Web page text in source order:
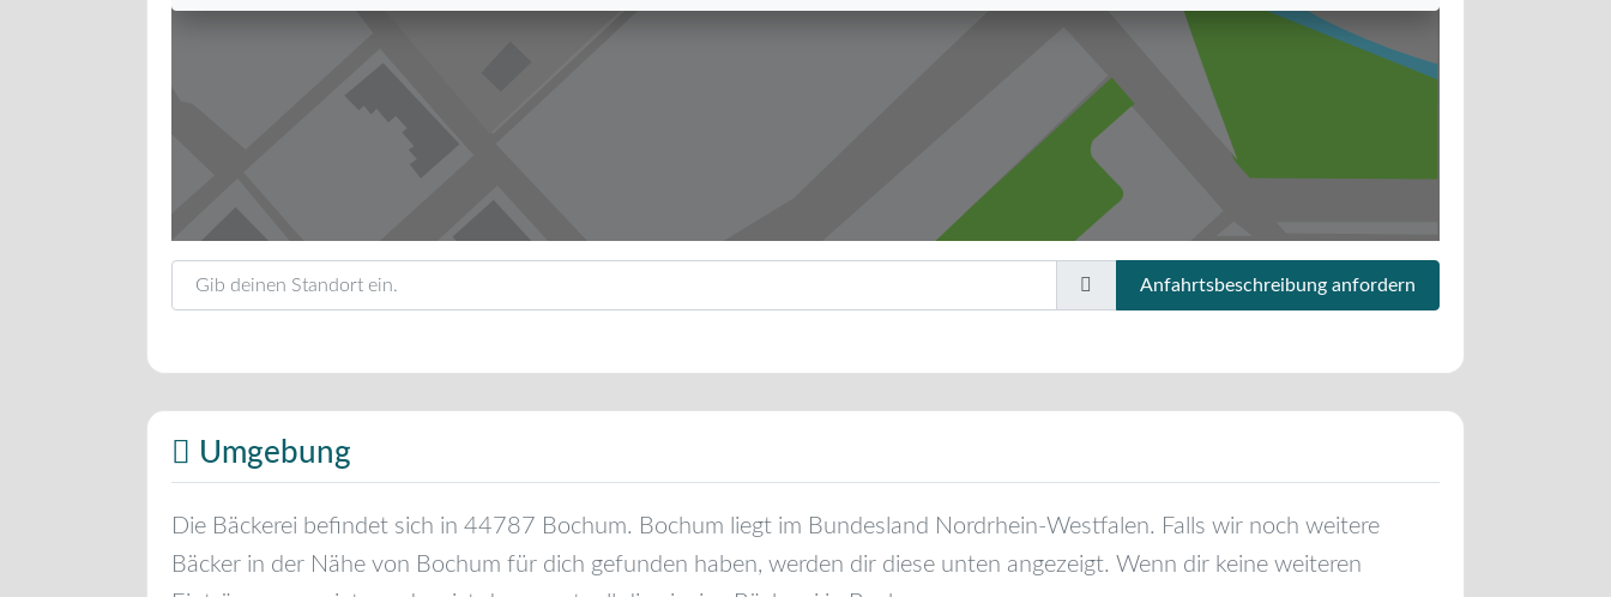
Anfahrtsbeschreibung anfordern
Umgebung
Die Bäckerei befindet sich in 44787 Bochum. Bochum liegt im Bundesland Nordrhein-Westfalen. Falls wir noch weitere
Bäcker in der Nähe von Bochum für dich gefunden haben, werden dir diese unten angezeigt. Wenn dir keine weiteren